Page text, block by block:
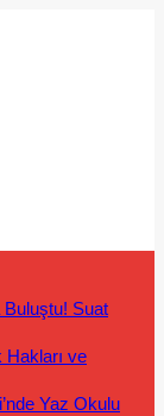
Buluştu! Suat
Hakları ve
Yaz Okulu